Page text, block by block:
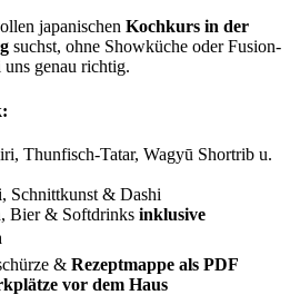
japanischen Kochkurs in der
suchst, ohne Showküche oder Fusion-
genau richtig.
Thunfisch-Tatar, Wagyū Shortrib u.
Schnittkunst & Dashi
Bier & Softdrinks inklusive
& Rezeptmappe als PDF
vor dem Haus